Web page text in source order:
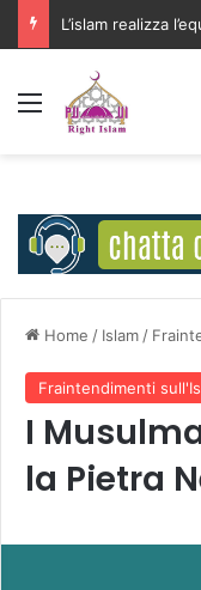
Menu
Home / Islam /
Fraintendimenti
I
la Pietra